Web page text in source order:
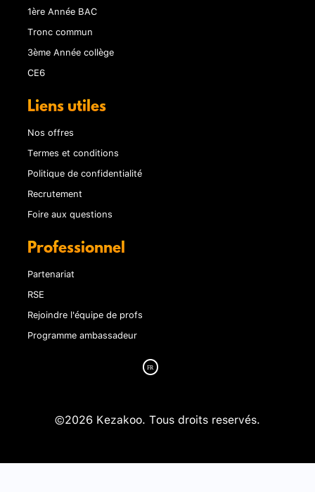
1ère Année BAC
Tronc commun
3ème Année collège
CE6
Liens utiles
Nos offres
Termes et conditions
Politique de confidentialité
Recrutement
Foire aux questions
Professionnel
Partenariat
RSE
Rejoindre l'équipe de profs
Programme ambassadeur
©2026 Kezakoo. Tous droits reservés.